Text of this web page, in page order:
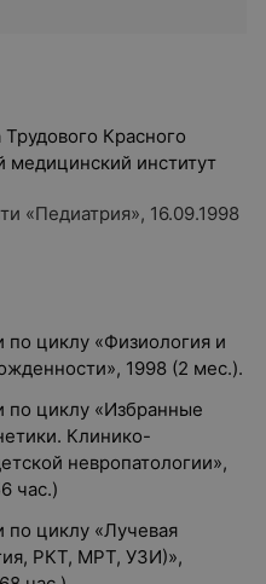
Красного
медицинский институт
«Педиатрия», 16.09.1998
циклу «Физиология и
1998 (2 мес.).
циклу «Избранные
Клинико-
невропатологии»,
час.)
циклу «Лучевая
РКТ, МРТ, УЗИ)»,